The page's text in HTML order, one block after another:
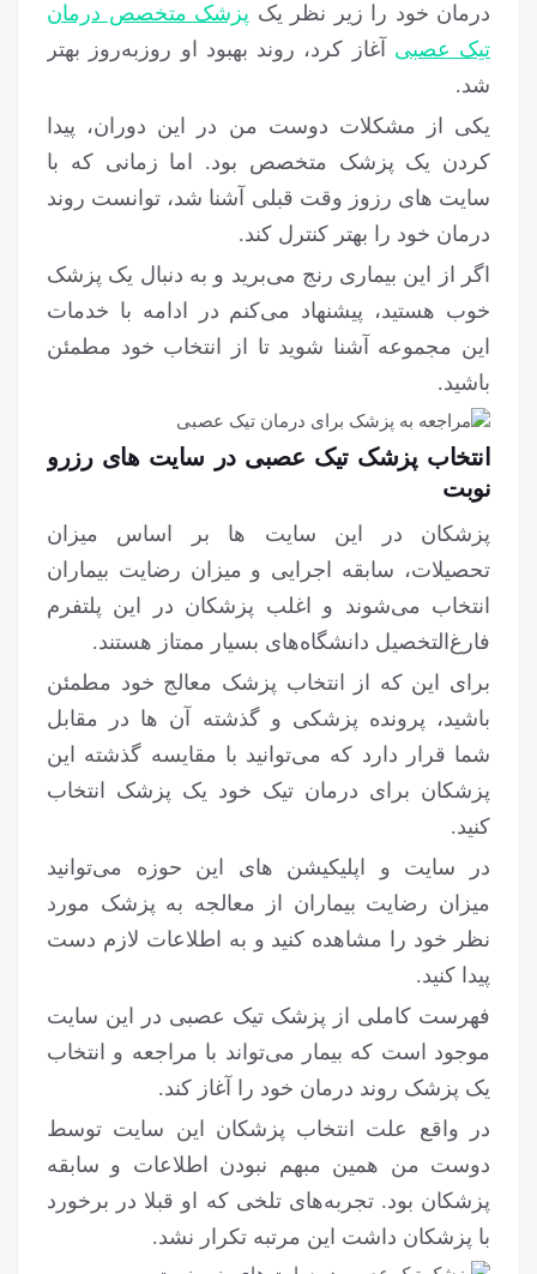
درمان خود را زیر نظر یک پزشک متخصص درمان
تیک عصبی آغاز کرد، روند بهبود او روزبه‌روز بهتر
شد.
یکی از مشکلات دوست من در این دوران، پیدا
کردن یک پزشک متخصص بود. اما زمانی که با
سایت های رزوز وقت قبلی آشنا شد، توانست روند
درمان خود را بهتر کنترل کند.
اگر از این بیماری رنج می‌برید و به دنبال یک پزشک
خوب هستید، پیشنهاد می‌کنم در ادامه با خدمات
این مجموعه آشنا شوید تا از انتخاب خود مطمئن
باشید.
انتخاب پزشک تیک عصبی در سایت های رزرو
نوبت
پزشکان در این سایت ها بر اساس میزان
تحصیلات، سابقه اجرایی و میزان رضایت بیماران
انتخاب می‌شوند و اغلب پزشکان در این پلتفرم
فارغ‌التخصیل دانشگاه‌های بسیار ممتاز هستند.
برای این که از انتخاب پزشک معالج خود مطمئن
باشید، پرونده پزشکی و گذشته آن ها در مقابل
شما قرار دارد که می‌توانید با مقایسه گذشته این
پزشکان برای درمان تیک خود یک پزشک انتخاب
کنید.
در سایت و اپلیکیشن های این حوزه می‌توانید
میزان رضایت بیماران از معالجه به پزشک مورد
نظر خود را مشاهده کنید و به اطلاعات لازم دست
پیدا کنید.
فهرست کاملی از پزشک تیک عصبی در این سایت
موجود است که بیمار می‌تواند با مراجعه و انتخاب
یک پزشک روند درمان خود را آغاز کند.
در واقع علت انتخاب پزشکان این سایت توسط
دوست من همین مبهم نبودن اطلاعات و سابقه
پزشکان بود. تجربه‌های تلخی که او قبلا در برخورد
با پزشکان داشت این مرتبه تکرار نشد.